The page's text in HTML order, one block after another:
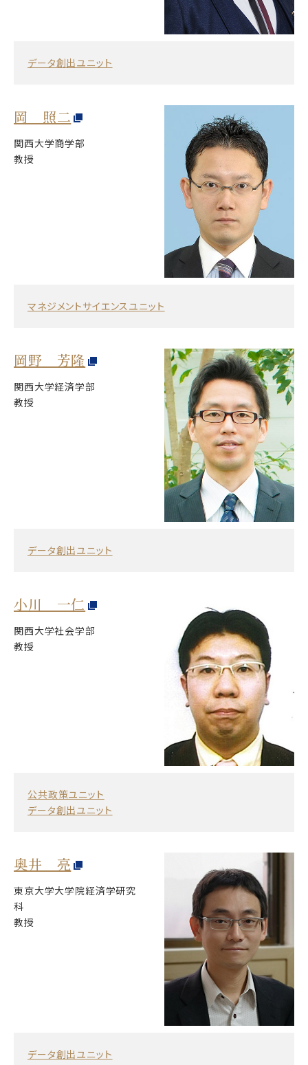
データ創出ユニット
岡 照二
関西大学商学部
教授
マネジメントサイエンスユニット
岡野 芳隆
関西大学経済学部
教授
データ創出ユニット
小川 一仁
関西大学社会学部
教授
公共政策ユニット
データ創出ユニット
奥井 亮
東京大学大学院経済学研究
科
教授
データ創出ユニット